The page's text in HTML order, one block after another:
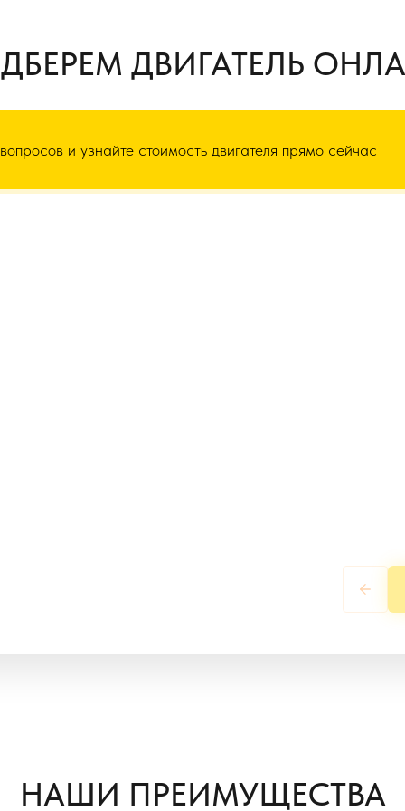
ДВИГАТЕЛЬ
и узнайте стоимость двигателя прямо сейчас
НАШИ ПРЕИМУЩЕСТВА